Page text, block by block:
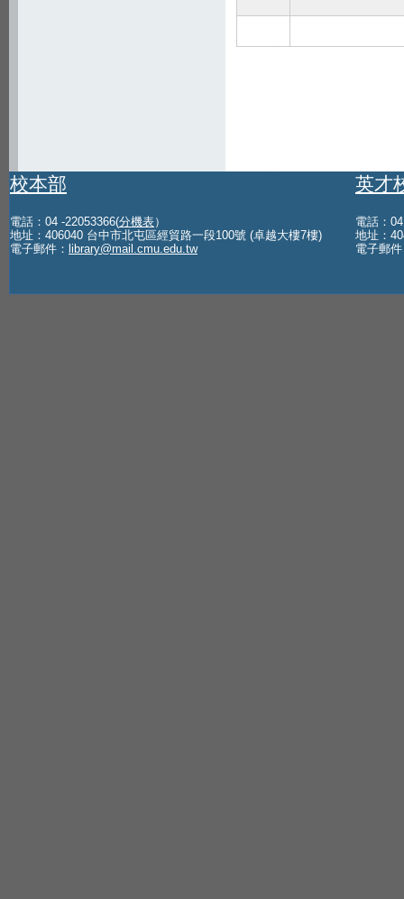
校本部
電話：04 -22053366(分機表）
地址：406040 台中市北屯區經貿路一段100號 (卓越大樓7樓)
電子郵件： library@mail.cmu.edu.tw
英才
電話：
地址：
電子郵